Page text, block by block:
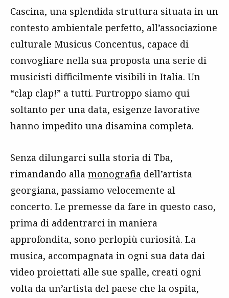
Cascina, una splendida struttura situata in un
contesto ambientale perfetto, all’associazione
culturale Musicus Concentus, capace di
convogliare nella sua proposta una serie di
musicisti difficilmente visibili in Italia. Un
“clap clap!” a tutti. Purtroppo siamo qui
soltanto per una data, esigenze lavorative
hanno impedito una disamina completa.
Senza dilungarci sulla storia di Tba,
rimandando alla monografia dell’artista
georgiana, passiamo velocemente al
concerto. Le premesse da fare in questo caso,
prima di addentrarci in maniera
approfondita, sono perlopiù curiosità. La
musica, accompagnata in ogni sua data dai
video proiettati alle sue spalle, creati ogni
volta da un’artista del paese che la ospita,